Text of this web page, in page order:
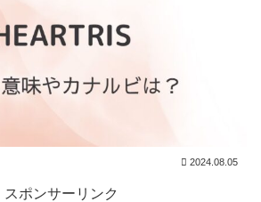
2024.08.05
スポンサーリンク